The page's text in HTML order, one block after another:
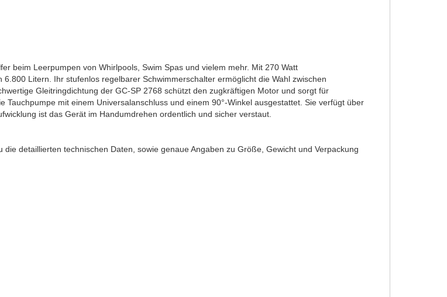
beim Leerpumpen von Whirlpools, Swim Spas und vielem mehr. Mit 270 Watt
Litern. Ihr stufenlos regelbarer Schwimmerschalter ermöglicht die Wahl zwischen
Gleitringdichtung der GC-SP 2768 schützt den zugkräftigen Motor und sorgt für
mit einem Universalanschluss und einem 90°-Winkel ausgestattet. Sie verfügt über
ist das Gerät im Handumdrehen ordentlich und sicher verstaut.
detaillierten technischen Daten, sowie genaue Angaben zu Größe, Gewicht und Verpackung